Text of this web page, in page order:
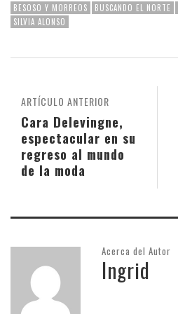
BESOSO Y MORREOS
BUSCANDO EL NORTE
SILVIA ALONSO
ARTÍCULO ANTERIOR
Cara Delevingne,
espectacular en su
regreso al mundo
de la moda
Acerca del Autor
Ingrid